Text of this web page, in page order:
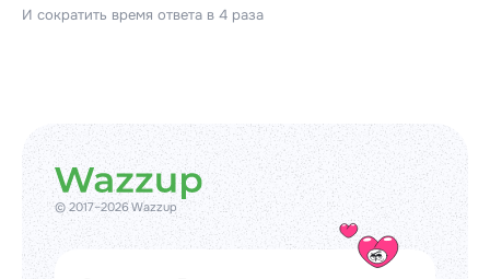
И сократить время ответа в 4 раза
© 2017–2026 Wazzup